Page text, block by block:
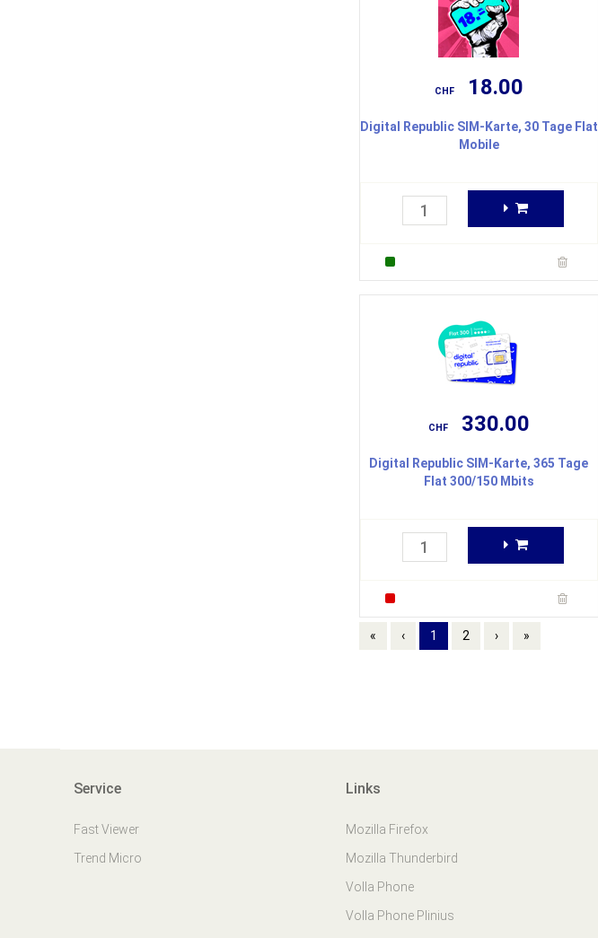
CHF 18.00
Digital Republic SIM-Karte, 30 Tage Flat
Mobile
CHF 330.00
Digital Republic SIM-Karte, 365 Tage
Flat 300/150 Mbits
« ‹ 1 2 › »
Service
Fast Viewer
Trend Micro
Links
Mozilla Firefox
Mozilla Thunderbird
Volla Phone
Volla Phone Plinius